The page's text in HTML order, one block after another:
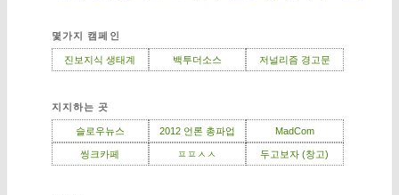
몇가지 캠페인
진보지식 생태계 백투더소스 저널리즘 경고문
지지하는 곳
슬로우뉴스 2012 언론 총파업 MadCom
씽크카페 ㅍㅍㅅㅅ 두고보자 (창고)